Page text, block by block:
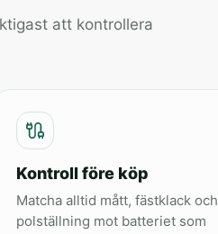
att kontrollera
Kontroll före köp
Matcha alltid mått, fästklack och
polställning mot batteriet som